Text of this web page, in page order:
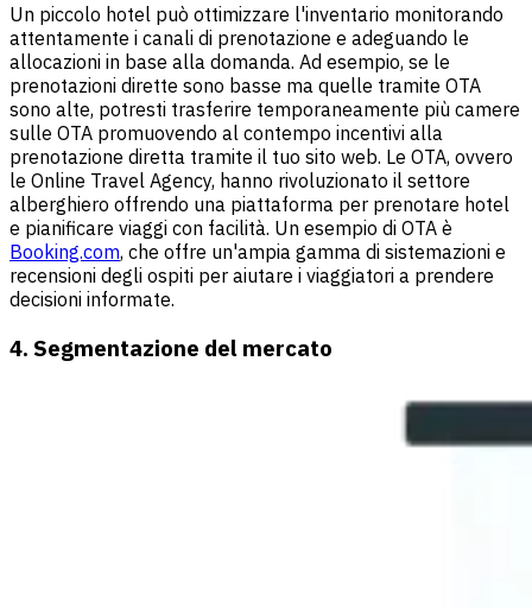
Un piccolo hotel può ottimizzare l'inventario monitorando
attentamente i canali di prenotazione e adeguando le
allocazioni in base alla domanda. Ad esempio, se le
prenotazioni dirette sono basse ma quelle tramite OTA
sono alte, potresti trasferire temporaneamente più camere
sulle OTA promuovendo al contempo incentivi alla
prenotazione diretta tramite il tuo sito web. Le OTA, ovvero
le Online Travel Agency, hanno rivoluzionato il settore
alberghiero offrendo una piattaforma per prenotare hotel
e pianificare viaggi con facilità. Un esempio di OTA è
Booking.com, che offre un'ampia gamma di sistemazioni e
recensioni degli ospiti per aiutare i viaggiatori a prendere
decisioni informate.
4. Segmentazione del mercato